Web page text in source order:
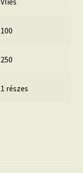
100
250
1 részes